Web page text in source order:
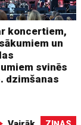
koncertiem,
un
svinēs
dzimšanas